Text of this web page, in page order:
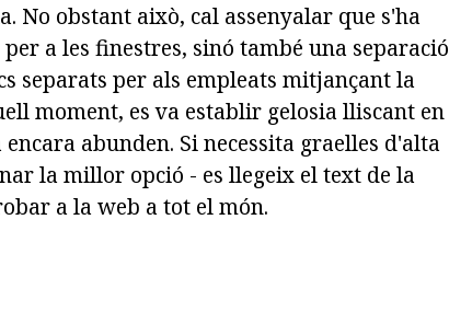
No obstant això, cal assenyalar que s'ha
a les finestres, sinó també una separació
separats per als empleats mitjançant la
moment, es va establir gelosia lliscant en
abunden. Si necessita graelles d'alta
la millor opció - es llegeix el text de la
a la web a tot el món.